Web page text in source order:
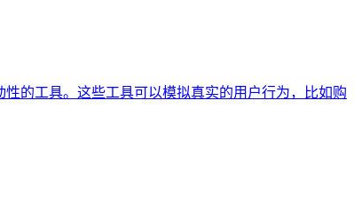
的工具。这些工具可以模拟真实的用户行为，比如购